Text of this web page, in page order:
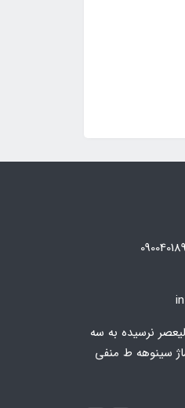
02166174496
نرسیده به سه
سینوهه ط منفی